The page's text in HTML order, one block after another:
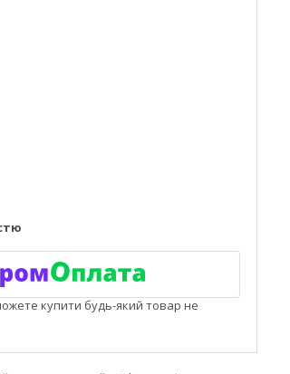
купити будь-який товар не